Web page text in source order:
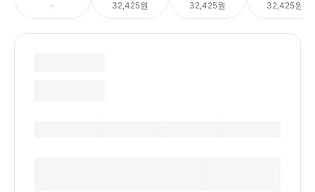
- 32,425원 32,425원 32,425원